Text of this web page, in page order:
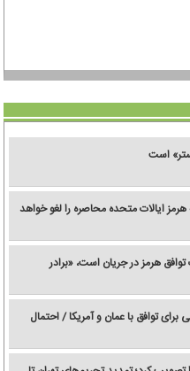
ایالات متحده محاصره را لغو خواهد
هرمز در جریان است، «برادر
برای توافق با عمان و آمریکا / احتمال